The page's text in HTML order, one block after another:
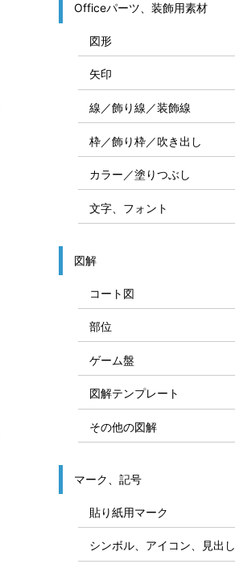
Officeパーツ、装飾用素材
図形
矢印
線／飾り線／装飾線
枠／飾り枠／吹き出し
カラー／塗りつぶし
文字、フォント
図解
コート図
部位
ゲーム盤
図解テンプレート
その他の図解
マーク、記号
貼り紙用マーク
シンボル、アイコン、見出し